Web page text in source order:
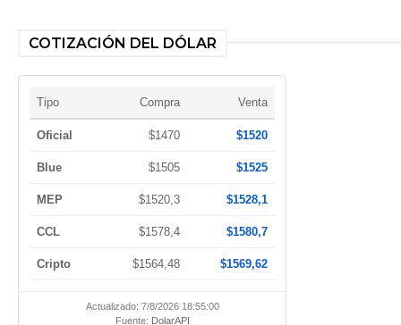
COTIZACIÓN DEL DÓLAR
Tipo Compra Venta
Oficial $1470 $1520
Blue $1505 $1525
MEP $1520,3 $1528,1
CCL $1578,4 $1580,7
Cripto $1564,48 $1569,62
Actualizado: 7/8/2026 18:55:00
Fuente: DolarAPI